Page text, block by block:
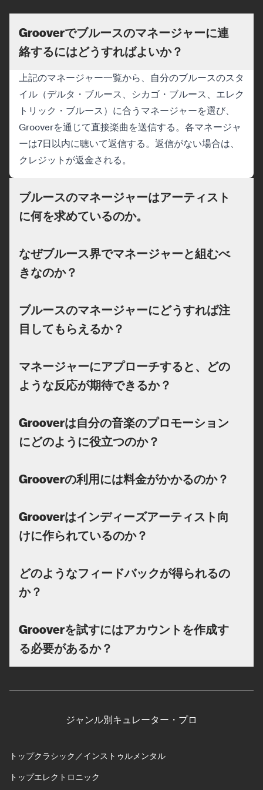
Grooverでブルースのマネージャーに連
絡するにはどうすればよいか？
上記のマネージャー一覧から、自分のブルースのスタ
イル（デルタ・ブルース、シカゴ・ブルース、エレク
トリック・ブルース）に合うマネージャーを選び、
Grooverを通じて直接楽曲を送信する。各マネージャ
ーは7日以内に聴いて返信する。返信がない場合は、
クレジットが返金される。
ブルースのマネージャーはアーティスト
に何を求めているのか。
なぜブルース界でマネージャーと組むべ
きなのか？
ブルースのマネージャーにどうすれば注
目してもらえるか？
マネージャーにアプローチすると、どの
ような反応が期待できるか？
Grooverは自分の音楽のプロモーション
にどのように役立つのか？
Grooverの利用には料金がかかるのか？
Grooverはインディーズアーティスト向
けに作られているのか？
どのようなフィードバックが得られるの
か？
Grooverを試すにはアカウントを作成す
る必要があるか？
ジャンル別キュレーター・プロ
トップクラシック／インストゥルメンタル
トップエレクトロニック